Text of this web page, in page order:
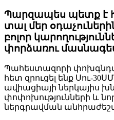
Պարզապես պետք է
տալ մեր
բոլոր
փորձառու
Պահեստազորի
հետ զրուցել ենք Սու-
ավիացիայի ներկայիս
փոփոխությունների և
ներգրավման